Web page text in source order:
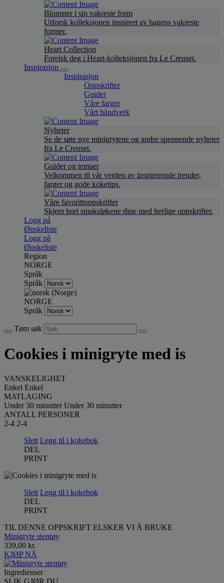
Blomster i sin vakreste form
Utforsk kolleksjonen inspirert av hagens vakreste
former.
Heart Collection
Forelsk deg i Heart-kolleksjonen fra Le Creuset.
Inspirasjon
Inspirasjon
Oppskrifter
Guider
Våre farger
Vårt håndverk
Nyheter
Se de søte nye minigrytene og andre spennende nyheter
fra Le Creuset.
Guider og temaer
Velkommen til vår verden av inspirerende trender,
farger og gode koketips.
Våre favorittoppskrifter
Skjem bort smaksløkene dine med herlige oppskrifter.
Logg på
Ønskeliste
Logg på
Ønskeliste
Region
NORGE
Språk
Språk
NORGE
Språk
Tøm søk
Cookies i minigryte med is
VANSKELIGHET
Enkel Enkel
MATLAGING
Under 30 minutter Under 30 minutter
ANTALL PERSONER
2-4 2-4
Slett Legg til i kokebok
DEL
PRINT
Slett Legg til i kokebok
DEL
PRINT
TIL DENNE OPPSKRIFT ELSKER VI Å BRUKE
Minigryte stentøy
339,00 kr.
KJØP NÅ
Ingredienser
SLIK GJØR DU